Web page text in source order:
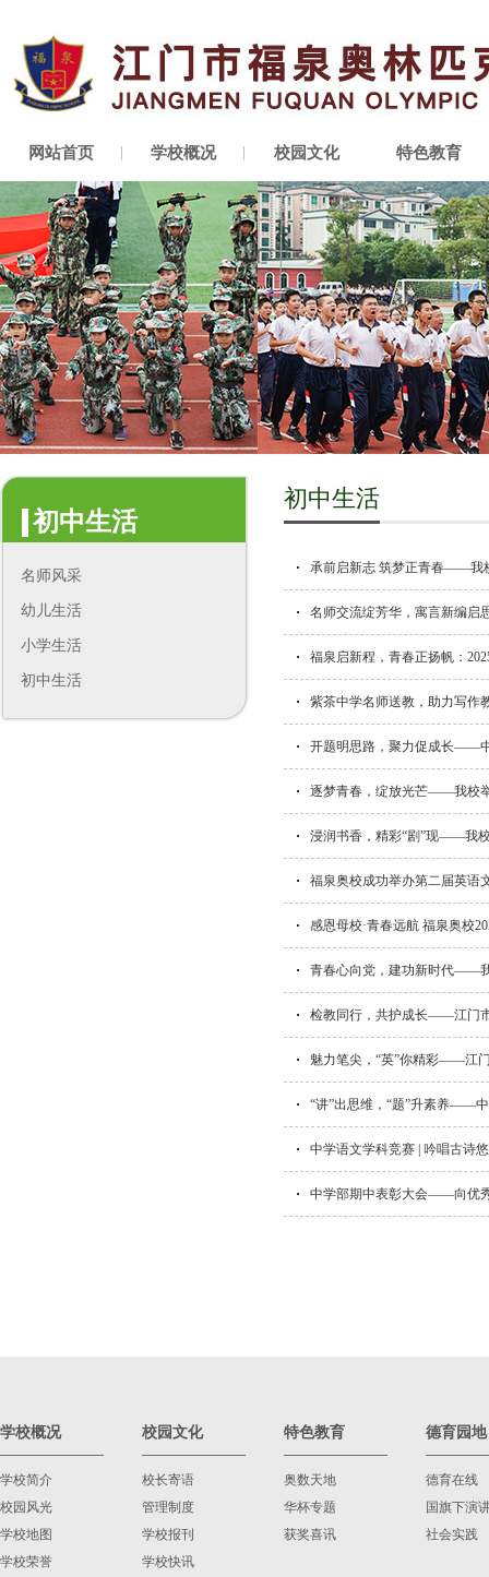
网站首页 学校概况 校园文化 特色教育
初中生活
名师风采
幼儿生活
小学生活
初中生活
初中生活
承前启新志 筑梦正青春——我
名师交流绽芳华，寓言新编启
福泉启新程，青春正扬帆：
紫茶中学名师送教，助力写作
开题明思路，聚力促成长——
逐梦青春，绽放光芒——我校
浸润书香，精彩“剧”现——我
福泉奥校成功举办第二届英语
感恩母校·青春远航 福泉奥校
青春心向党，建功新时代——
检教同行，共护成长——江门
魅力笔尖，“英”你精彩——江
“讲”出思维，“题”升素养——
中学语文学科竞赛 | 吟唱古诗
中学部期中表彰大会——向优
学校概况
学校简介
校园风光
学校地图
学校荣誉
校园文化
校长寄语
管理制度
学校报刊
学校快讯
特色教育
奥数天地
华杯专题
获奖喜讯
德育园地
德育在线
国旗下演
社会实践